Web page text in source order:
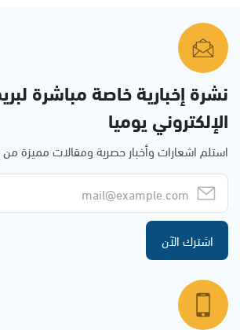
نشرة إخبارية خاصة مباشرة
الإلكتروني يوميا
استلم اشعارات وأخبار حصرية ومقالات مميزة
اشترك الآن